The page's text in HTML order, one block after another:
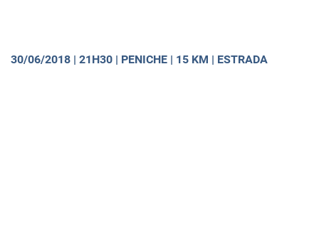
30/06/2018 | 21H30 | PENICHE | 15 KM | ESTRADA